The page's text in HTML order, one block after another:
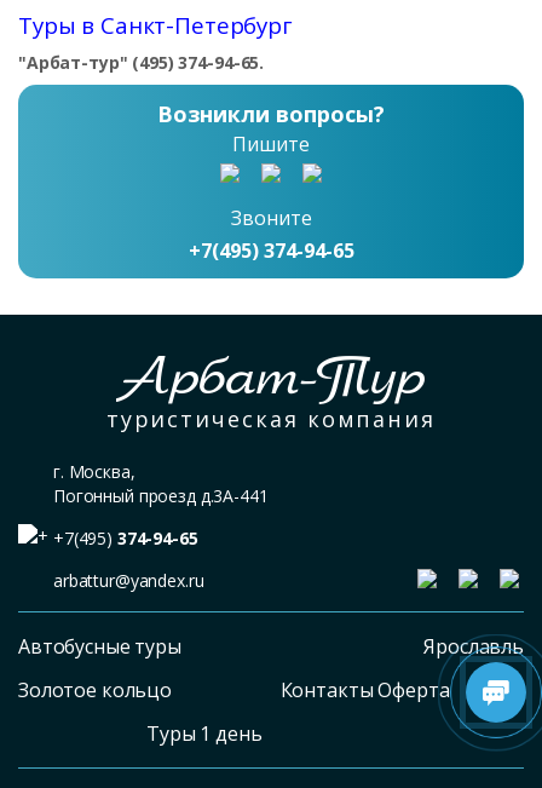
Туры в Санкт-Петербург
"Арбат-тур" (495) 374-94-65.
Возникли вопросы?
Пишите
Звоните
+7(495) 374-94-65
Арбат-Тур
туристическая компания
г. Москва,
Погонный проезд д.3А-441
+7(495) 374-94-65
arbattur@yandex.ru
Автобусные туры
Золотое кольцо
Туры 1 день
Ярославль
Контакты Оферта